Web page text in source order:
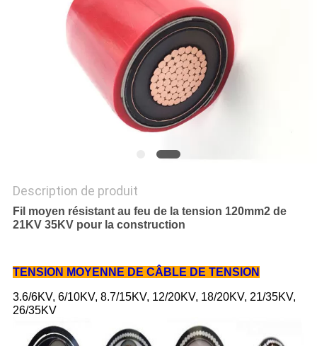
PRIVACY
Description de produit
Fil moyen résistant au feu de la tension 120mm2 de
21KV 35KV pour la construction
TENSION MOYENNE DE CÂBLE DE TENSION
3.6/6KV, 6/10KV, 8.7/15KV, 12/20KV, 18/20KV, 21/35KV,
26/35KV